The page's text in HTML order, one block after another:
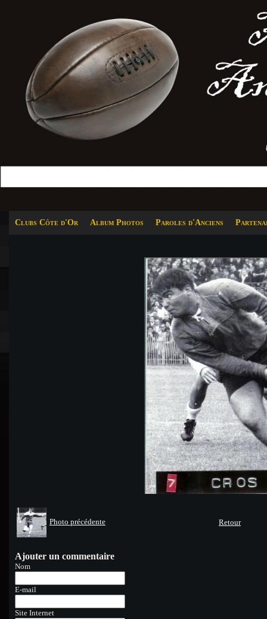
Clubs Côte d'Or Album Photos Paroles d'Anciens
Photo précédente Retour
Ajouter un commentaire
Nom
E-mail
Site Internet